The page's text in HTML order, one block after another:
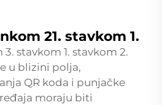
21. stavkom 1.
stavkom 1. stavkom 2.
u blizini polja,
QR koda i punjačke
moraju biti